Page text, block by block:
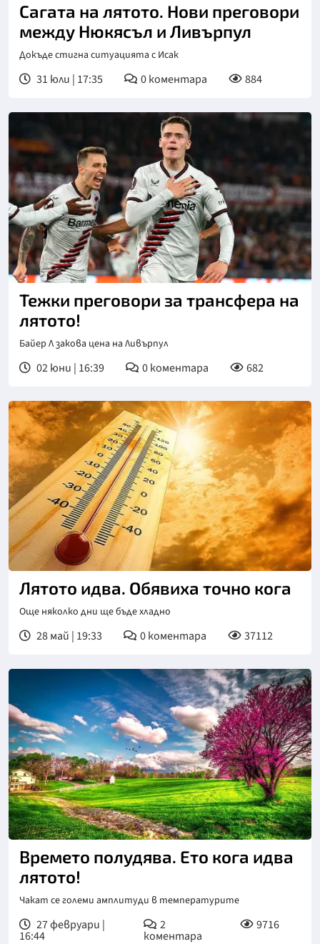
Сагата на лятото. Нови преговори
между Нюкясъл и Ливърпул
Докъде стигна ситуацията с Исак
31 юли | 17:35 0коментара 884
Тежки преговори за трансфера на
лятото!
Байер Л закова цена на Ливърпул
02 юни | 16:39 0коментара 682
Лятото идва. Обявиха точно кога
Още няколко дни ще бъде хладно
28 май | 19:33 0коментара 37112
Времето полудява. Ето кога идва
лятото!
Чакат се големи амплитуди в температурите
27 февруари |
16:44
2
коментара
9716